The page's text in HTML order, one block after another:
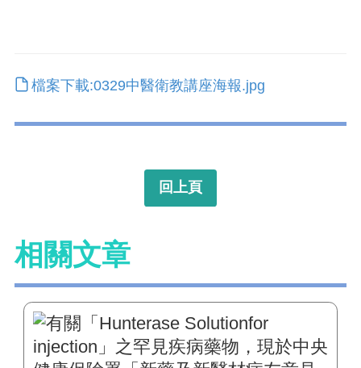
檔案下載:0329中醫衛教講座海報.jpg
回上頁
相關文章